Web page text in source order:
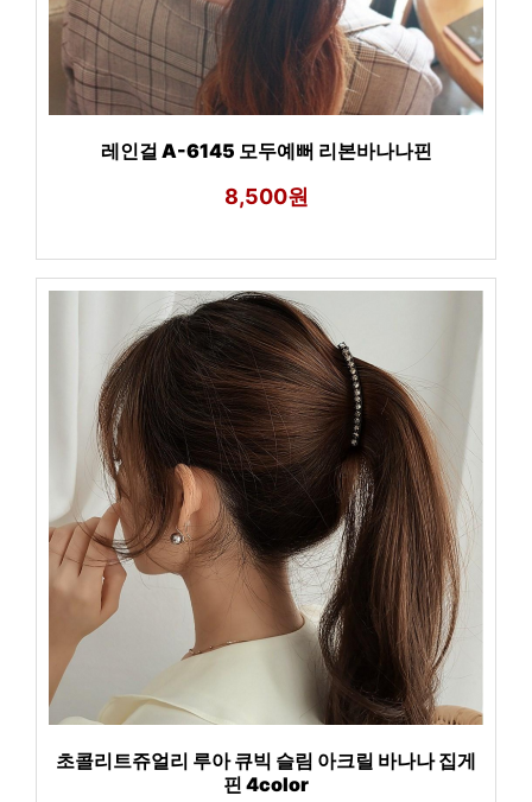
레인걸 A-6145 모두예뻐 리본바나나핀
8,500원
초콜리트쥬얼리 루아 큐빅 슬림 아크릴 바나나 집게
핀 4color